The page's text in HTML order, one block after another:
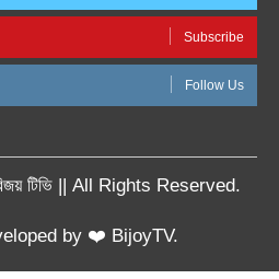
Subscribe
Follow Us
টিভি || All Rights Reserved.
by ❤️ BijoyTV.